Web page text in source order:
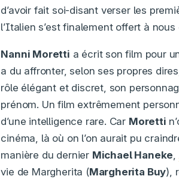
d’avoir fait soi-disant verser les
l’Italien s’est finalement offert à
Nanni Moretti a écrit son film pour
a du affronter, selon ses propres
rôle élégant et discret, son
prénom. Un film extrêmement
d’une intelligence rare. Car Moretti
cinéma, là où on l’on aurait pu
manière du dernier Michael Haneke
vie de Margherita (Margherita Buy),